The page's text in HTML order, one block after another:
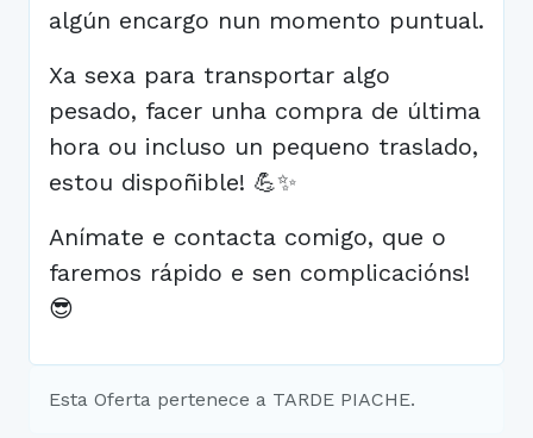
algún encargo nun momento puntual.
Xa sexa para transportar algo
pesado, facer unha compra de última
hora ou incluso un pequeno traslado,
estou dispoñible! 💪✨
Anímate e contacta comigo, que o
faremos rápido e sen complicacións!
😎
Esta Oferta pertenece a TARDE PIACHE.